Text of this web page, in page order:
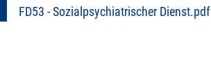
FD53 - Sozialpsychiatrischer Dienst.pdf